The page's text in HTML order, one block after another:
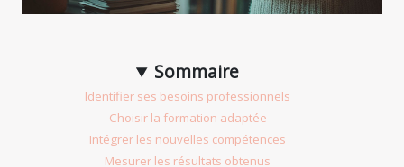
Sommaire
Identifier ses besoins professionnels
Choisir la formation adaptée
Intégrer les nouvelles compétences
Mesurer les résultats obtenus